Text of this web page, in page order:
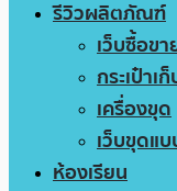
รีวิวผลิตภัณฑ์
เว็บซื้อขา
กระเป๋าเ
เครื่องขุด
เว็บขุดแ
ห้องเรียน